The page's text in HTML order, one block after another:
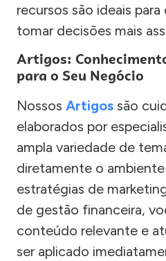
recursos são ideais
tomar decisões mais
Artigos:
para o Seu Negócio
Nossos Artigos são
elaborados por
ampla variedade de
diretamente o
estratégias de
de gestão financeira,
conteúdo relevante e
ser aplicado